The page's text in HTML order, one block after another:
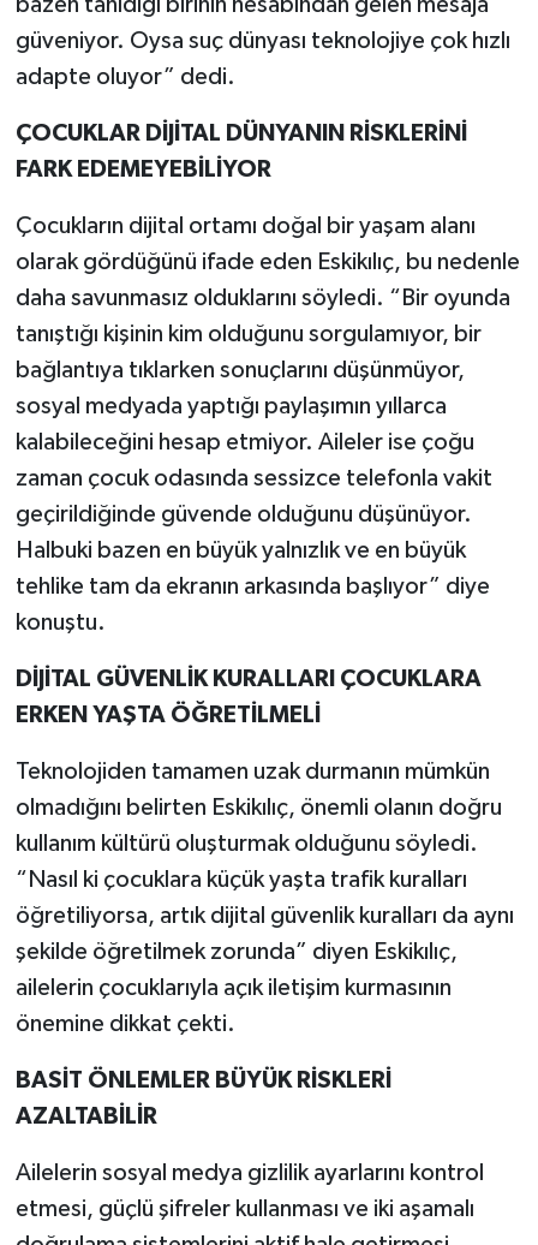
bazen tanıdığı birinin hesabından gelen mesaja
güveniyor. Oysa suç dünyası teknolojiye çok hızlı
adapte oluyor” dedi.
ÇOCUKLAR DİJİTAL DÜNYANIN RİSKLERİNİ
FARK EDEMEYEBİLİYOR
Çocukların dijital ortamı doğal bir yaşam alanı
olarak gördüğünü ifade eden Eskikılıç, bu nedenle
daha savunmasız olduklarını söyledi. “Bir oyunda
tanıştığı kişinin kim olduğunu sorgulamıyor, bir
bağlantıya tıklarken sonuçlarını düşünmüyor,
sosyal medyada yaptığı paylaşımın yıllarca
kalabileceğini hesap etmiyor. Aileler ise çoğu
zaman çocuk odasında sessizce telefonla vakit
geçirildiğinde güvende olduğunu düşünüyor.
Halbuki bazen en büyük yalnızlık ve en büyük
tehlike tam da ekranın arkasında başlıyor” diye
konuştu.
DİJİTAL GÜVENLİK KURALLARI ÇOCUKLARA
ERKEN YAŞTA ÖĞRETİLMELİ
Teknolojiden tamamen uzak durmanın mümkün
olmadığını belirten Eskikılıç, önemli olanın doğru
kullanım kültürü oluşturmak olduğunu söyledi.
“Nasıl ki çocuklara küçük yaşta trafik kuralları
öğretiliyorsa, artık dijital güvenlik kuralları da aynı
şekilde öğretilmek zorunda” diyen Eskikılıç,
ailelerin çocuklarıyla açık iletişim kurmasının
önemine dikkat çekti.
BASİT ÖNLEMLER BÜYÜK RİSKLERİ
AZALTABİLİR
Ailelerin sosyal medya gizlilik ayarlarını kontrol
etmesi, güçlü şifreler kullanması ve iki aşamalı